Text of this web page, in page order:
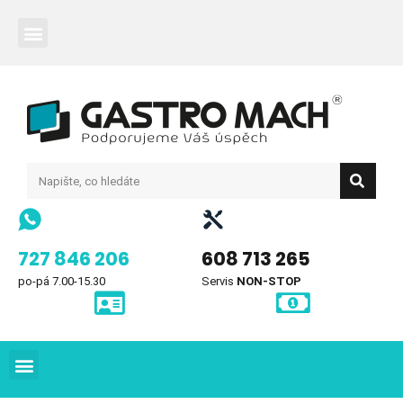
727 846 206
po-pá 7.00-15.30
608 713 265
Servis NON-STOP